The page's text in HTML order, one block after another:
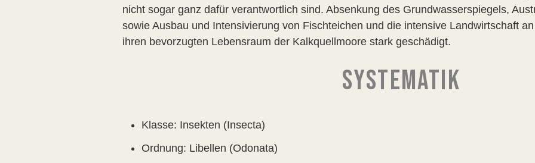
nicht sogar ganz dafür verantwortlich sind. Absenkung des Grundwasserspiegels,
sowie Ausbau und Intensivierung von Fischteichen und die intensive Landwirtschaft
ihren bevorzugten Lebensraum der Kalkquellmoore stark geschädigt.
SYSTEMATIK
Klasse: Insekten (Insecta)
Ordnung: Libellen (Odonata)